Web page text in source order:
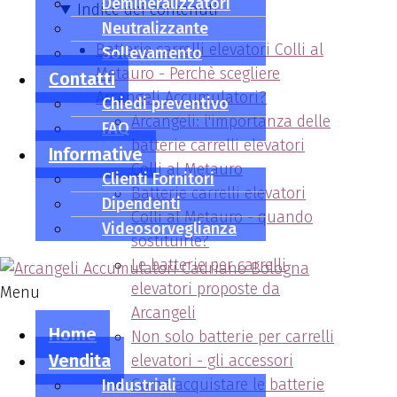
Neutralizzante
Sollevamento
Contatti
Chiedi preventivo
FAQ
Informative
Clienti Fornitori
Dipendenti
Videosorveglianza
Menu
Home
Vendita
Industriali
Indice dei contenuti
Batterie carrelli elevatori Colli al
Metauro - Perchè scegliere
Arcangeli Accumulatori?
Arcangeli: l'importanza delle
batterie carrelli elevatori
Colli al Metauro
Batterie carrelli elevatori
Colli al Metauro - quando
sostituirle?
Le batterie per carrelli
elevatori proposte da
Arcangeli
Non solo batterie per carrelli
elevatori - gli accessori
Come acquistare le batterie